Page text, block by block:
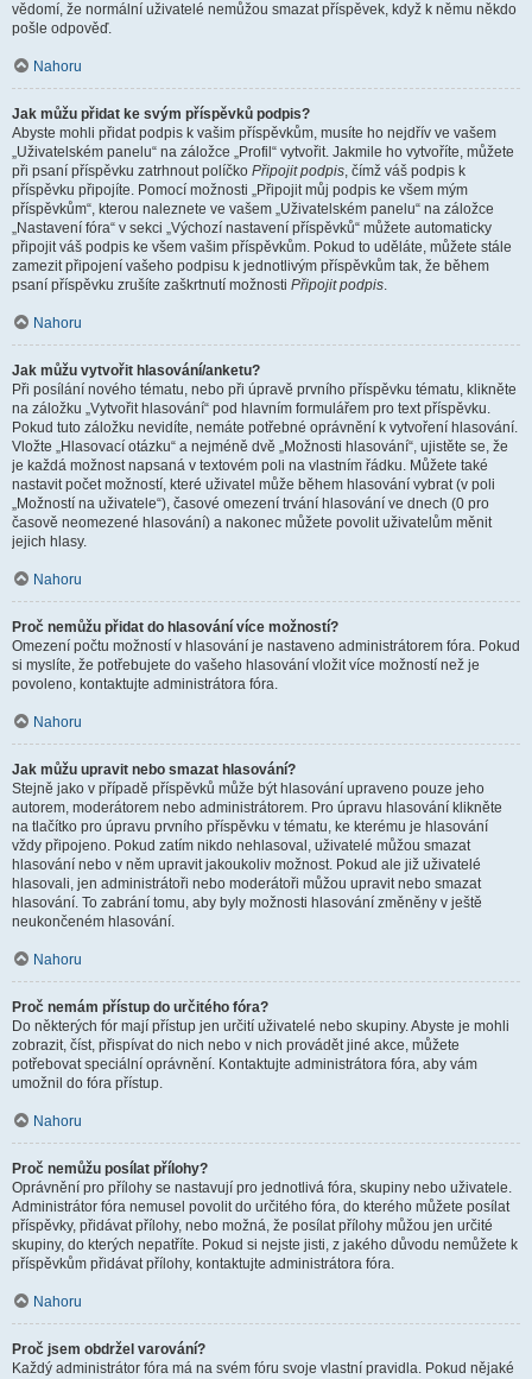
vědomí, že normální uživatelé nemůžou smazat příspěvek, když k němu někdo
pošle odpověď.
Nahoru
Jak můžu přidat ke svým příspěvků podpis?
Abyste mohli přidat podpis k vašim příspěvkům, musíte ho nejdřív ve vašem
„Uživatelském panelu“ na záložce „Profil“ vytvořit. Jakmile ho vytvoříte, můžete
při psaní příspěvku zatrhnout políčko Připojit podpis, čímž váš podpis k
příspěvku připojíte. Pomocí možnosti „Připojit můj podpis ke všem mým
příspěvkům“, kterou naleznete ve vašem „Uživatelském panelu“ na záložce
„Nastavení fóra“ v sekci „Výchozí nastavení příspěvků“ můžete automaticky
připojit váš podpis ke všem vašim příspěvkům. Pokud to uděláte, můžete stále
zamezit připojení vašeho podpisu k jednotlivým příspěvkům tak, že během
psaní příspěvku zrušíte zaškrtnutí možnosti Připojit podpis.
Nahoru
Jak můžu vytvořit hlasování/anketu?
Při posílání nového tématu, nebo při úpravě prvního příspěvku tématu, klikněte
na záložku „Vytvořit hlasování“ pod hlavním formulářem pro text příspěvku.
Pokud tuto záložku nevidíte, nemáte potřebné oprávnění k vytvoření hlasování.
Vložte „Hlasovací otázku“ a nejméně dvě „Možnosti hlasování“, ujistěte se, že
je každá možnost napsaná v textovém poli na vlastním řádku. Můžete také
nastavit počet možností, které uživatel může během hlasování vybrat (v poli
„Možností na uživatele“), časové omezení trvání hlasování ve dnech (0 pro
časově neomezené hlasování) a nakonec můžete povolit uživatelům měnit
jejich hlasy.
Nahoru
Proč nemůžu přidat do hlasování více možností?
Omezení počtu možností v hlasování je nastaveno administrátorem fóra. Pokud
si myslíte, že potřebujete do vašeho hlasování vložit více možností než je
povoleno, kontaktujte administrátora fóra.
Nahoru
Jak můžu upravit nebo smazat hlasování?
Stejně jako v případě příspěvků může být hlasování upraveno pouze jeho
autorem, moderátorem nebo administrátorem. Pro úpravu hlasování klikněte
na tlačítko pro úpravu prvního příspěvku v tématu, ke kterému je hlasování
vždy připojeno. Pokud zatím nikdo nehlasoval, uživatelé můžou smazat
hlasování nebo v něm upravit jakoukoliv možnost. Pokud ale již uživatelé
hlasovali, jen administrátoři nebo moderátoři můžou upravit nebo smazat
hlasování. To zabrání tomu, aby byly možnosti hlasování změněny v ještě
neukončeném hlasování.
Nahoru
Proč nemám přístup do určitého fóra?
Do některých fór mají přístup jen určití uživatelé nebo skupiny. Abyste je mohli
zobrazit, číst, přispívat do nich nebo v nich provádět jiné akce, můžete
potřebovat speciální oprávnění. Kontaktujte administrátora fóra, aby vám
umožnil do fóra přístup.
Nahoru
Proč nemůžu posílat přílohy?
Oprávnění pro přílohy se nastavují pro jednotlivá fóra, skupiny nebo uživatele.
Administrátor fóra nemusel povolit do určitého fóra, do kterého můžete posílat
příspěvky, přidávat přílohy, nebo možná, že posílat přílohy můžou jen určité
skupiny, do kterých nepatříte. Pokud si nejste jisti, z jakého důvodu nemůžete k
příspěvkům přidávat přílohy, kontaktujte administrátora fóra.
Nahoru
Proč jsem obdržel varování?
Každý administrátor fóra má na svém fóru svoje vlastní pravidla. Pokud nějaké